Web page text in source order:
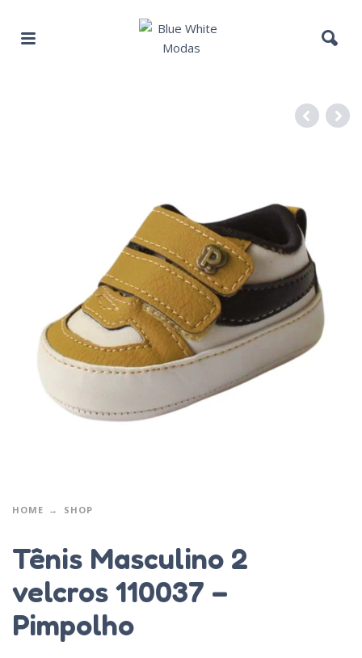
HOME SHOP
Tênis Masculino 2
velcros 110037 –
Pimpolho